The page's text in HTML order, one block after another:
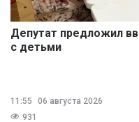
Депутат предложил
с детьми
11:55
06 августа 2026
931